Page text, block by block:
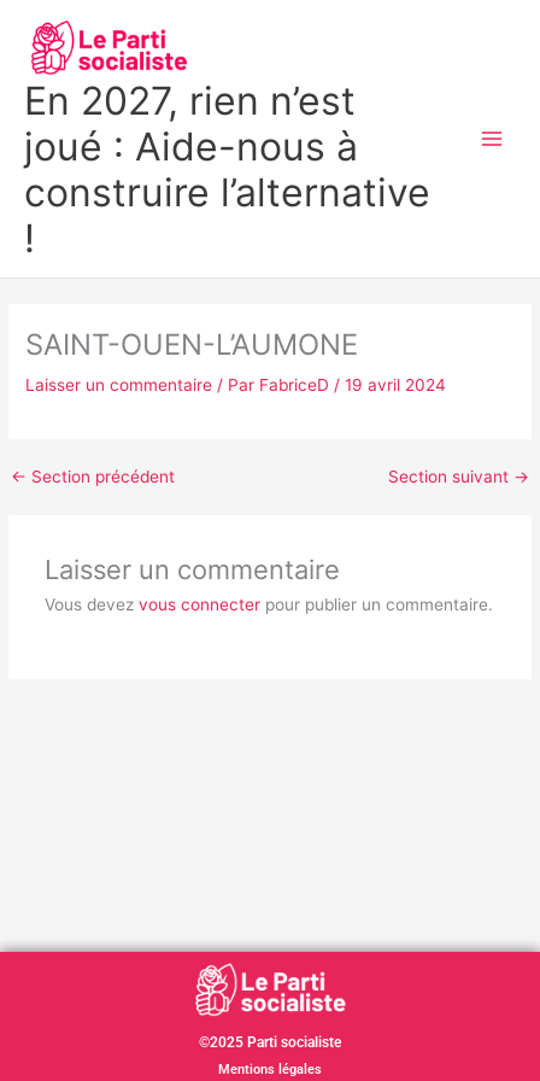
contenu
En 2027, rien n’est
joué : Aide-nous à
construire l’alternative
!
SAINT-OUEN-L’AUMONE
Laisser un commentaire / Par FabriceD/19 avril 2024
← Section précédent Section suivant →
Laisser un commentaire
Vous devez vous connecterpour publier un commentaire.
©2025 Parti socialiste
Mentions légales